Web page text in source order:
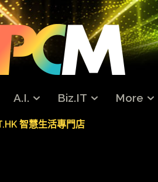
A.I. Biz.IT More
智慧生活專門店